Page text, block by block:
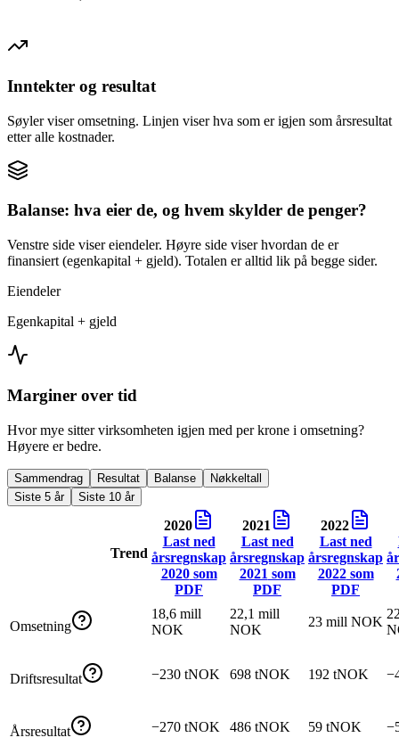
Inntekter og resultat
Søyler viser omsetning. Linjen viser hva som er igjen som årsresultat
etter alle kostnader.
Balanse: hva eier de, og hvem skylder de penger?
Venstre side viser eiendeler. Høyre side viser hvordan de er
finansiert (egenkapital + gjeld). Totalen er alltid lik på begge sider.
Eiendeler
Egenkapital + gjeld
Marginer over tid
Hvor mye sitter virksomheten igjen med per krone i omsetning?
Høyere er bedre.
Sammendrag Resultat Balanse
Nøkkeltall
Siste 5 år
Siste 10 år
Trend
2020
Last ned
årsregnskap
2020som
PDF
2021
Last ned
årsregnskap
2021 som
PDF
2022
Last ned
årsregnskap
2022som
PDF
Omsetning
18,6 mill
NOK
22,1 mill
NOK
23 mill NOK
Driftsresultat −230 tNOK 698 tNOK 192 tNOK
Årsresultat −270 tNOK 486 tNOK 59 tNOK